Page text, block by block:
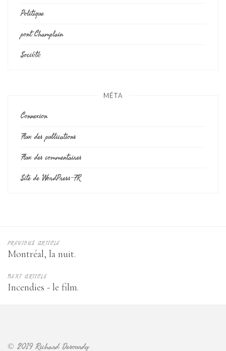
Politique
pont Champlain
Société
MÉTA
Connexion
Flux des publications
Flux des commentaires
Site de WordPress-FR
PREVIOUS ARTICLE
Montréal, la nuit.
NEXT ARTICLE
Incendies - le film.
© 2019 Richard Desourdy